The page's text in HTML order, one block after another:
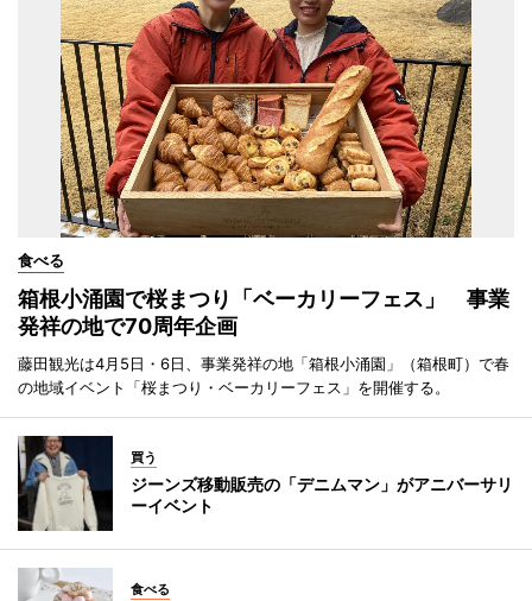
食べる
箱根小涌園で桜まつり「ベーカリーフェス」 事業
発祥の地で70周年企画
藤田観光は4月5日・6日、事業発祥の地「箱根小涌園」（箱根町）で春
の地域イベント「桜まつり・ベーカリーフェス」を開催する。
買う
ジーンズ移動販売の「デニムマン」がアニバーサリ
ーイベント
食べる